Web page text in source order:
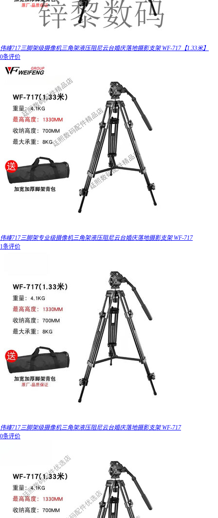
伟峰717三脚架级摄像机三角架液压阻尼云台婚庆落地摄影支架 WF-717【1.33米】
0条评价
伟峰717三脚架专业级摄像机三角架液压阻尼云台婚庆落地摄影支架 WF-717
1条评价
伟峰717三脚架级摄像机三角架液压阻尼云台婚庆落地摄影支架 WF-717
0条评价